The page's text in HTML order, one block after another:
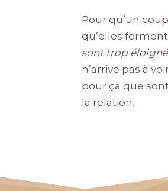
Pour qu’un
qu’elles
sont trop
n’arrive pas à
pour ça que
la relation.